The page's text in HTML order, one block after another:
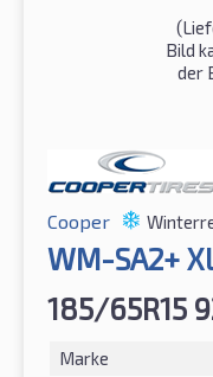
Bild
der
Cooper
WM-SA2+
185/65R15
Marke